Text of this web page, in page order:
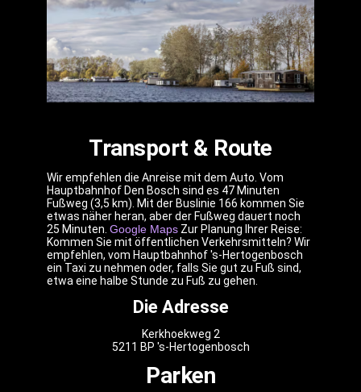
Transport & Route
Wir empfehlen die Anreise mit dem Auto. Vom
Hauptbahnhof Den Bosch sind es 47 Minuten
Fußweg (3,5 km). Mit der Buslinie 166 kommen Sie
etwas näher heran, aber der Fußweg dauert noch
25 Minuten. Google Maps Zur Planung Ihrer Reise:
Kommen Sie mit öffentlichen Verkehrsmitteln? Wir
empfehlen, vom Hauptbahnhof 's-Hertogenbosch
ein Taxi zu nehmen oder, falls Sie gut zu Fuß sind,
etwa eine halbe Stunde zu Fuß zu gehen.
Die Adresse
Kerkhoekweg 2
5211 BP 's-Hertogenbosch
Parken